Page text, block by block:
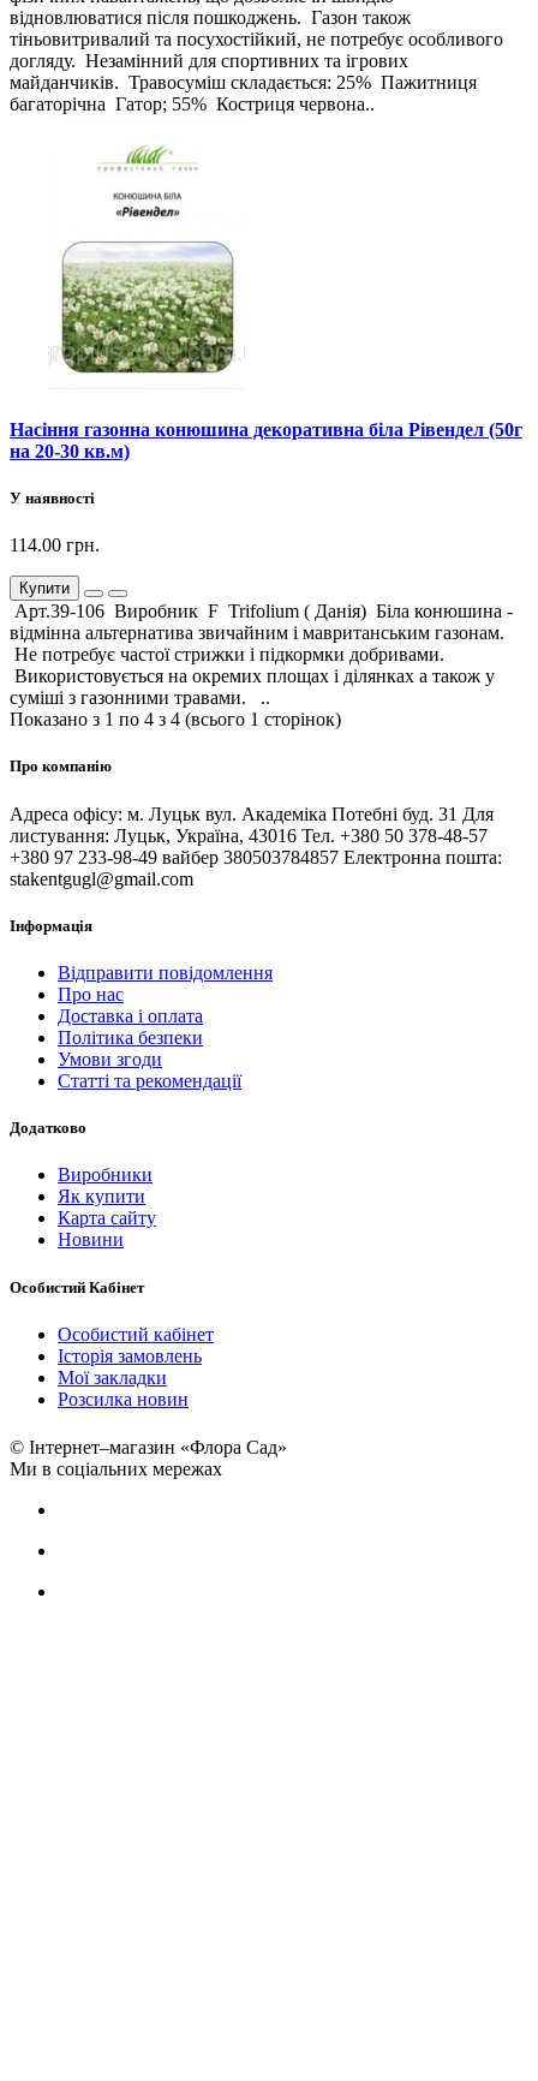
відновлюватися після пошкоджень. Газон також
тіньовитривалий та посухостійкий, не потребує особливого
догляду. Незамінний для спортивних та ігрових
майданчиків. Травосуміш складається: 25% Пажитниця
багаторічна Гатор; 55% Костриця червона..
Насіння газонна конюшина декоративна біла Рівендел (50г
на 20-30 кв.м)
У наявності
114.00 грн.
Купити
Арт.39-106 Виробник F Trifolium ( Данія) Біла конюшина -
відмінна альтернатива звичайним і мавританським газонам.
Не потребує частої стрижки і підкормки добривами.
Використовується на окремих площах і ділянках а також у
суміші з газонними травами. ..
Показано з 1 по 4 з 4 (всього 1 сторінок)
Про компанію
Адреса офісу: м. Луцьк вул. Академіка Потебні буд. 31 Для
листування: Луцьк, Україна, 43016 Тел. +380 50 378-48-57
+380 97 233-98-49 вайбер 380503784857 Електронна пошта:
stakentgugl@gmail.com
Інформація
Відправити повідомлення
Про нас
Доставка і оплата
Політика безпеки
Умови згоди
Статті та рекомендації
Додатково
Виробники
Як купити
Карта сайту
Новини
Особистий Кабінет
Особистий кабінет
Історія замовлень
Мої закладки
Розсилка новин
© Інтернет–магазин «Флора Сад»
Ми в соціальних мережах